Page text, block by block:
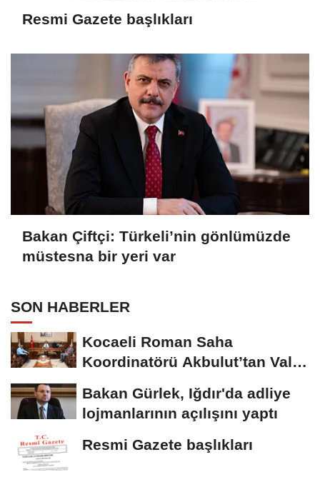
Resmi Gazete başlıkları
Bakan Çiftçi: Türkeli’nin gönlümüzde
müstesna bir yeri var
SON HABERLER
Kocaeli Roman Saha
Koordinatörü Akbulut’tan Vali
Bakan Gürlek, Iğdır'da adliye
lojmanlarının açılışını yaptı
Resmi Gazete başlıkları